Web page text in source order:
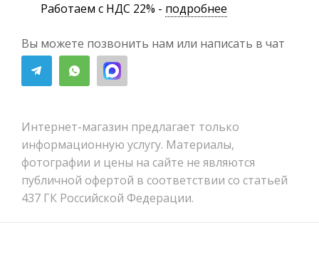
Работаем с НДС 22% - подробнее
Вы можете позвонить нам или написать в чат
Интернет-магазин предлагает только
информационную услугу. Материалы,
фотографии и цены на сайте не являются
публичной офертой в соответствии со статьей
437 ГК Российской Федерации.